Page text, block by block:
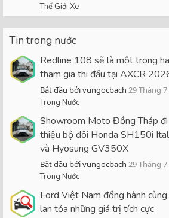
Thế Giới Xe
Tin trong nước
Redline 108 sẽ là một trong
tham gia thi đấu tại AXCR
Bắt đầu bởi vungocbach 29 Tháng 7
Trong Nước
Showroom Moto Đồng Tháp
thiệu bộ đôi Honda SH150i
và Hyosung GV350X
Bắt đầu bởi vungocbach 29 Tháng 7
Trong Nước
Ford Việt Nam đồng hành
lan tỏa những giá trị tích cực